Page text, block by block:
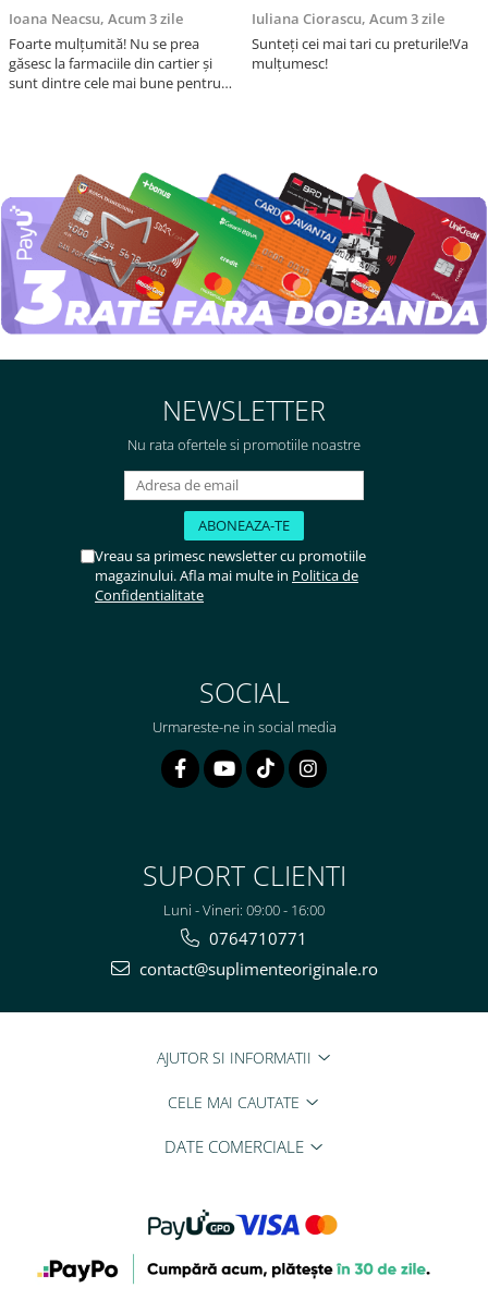
Ioana Neacsu, Acum 3 zile
Foarte mulțumită! Nu se prea
găsesc la farmaciile din cartier și
sunt dintre cele mai bune pentru
Iuliana Ciorascu, Acum 3 zile
Sunteți cei mai tari cu preturile!Va
mulțumesc!
NEWSLETTER
Nu rata ofertele si promotiile noastre
Vreau sa primesc newsletter cu promotiile
magazinului. Afla mai multe in Politica de
Confidentialitate
SOCIAL
Urmareste-ne in social media
SUPORT CLIENTI
Luni - Vineri: 09:00 - 16:00
0764710771
contact@suplimenteoriginale.ro
AJUTOR SI INFORMATII
CELE MAI CAUTATE
DATE COMERCIALE